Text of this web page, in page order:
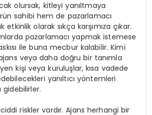
olursak, kitleyi yanıltmaya
sahibi hem de pazarlamacı
etkinlik olarak sıkça karşımıza çıkar.
pazarlamacı yapmak istemese
ile buna mecbur kalabilir. Kimi
veya daha doğru bir tanımla
kişi veya kuruluşlar, kısa vadede
yanıltıcı yöntemleri
riskler vardır. Ajans herhangi bir